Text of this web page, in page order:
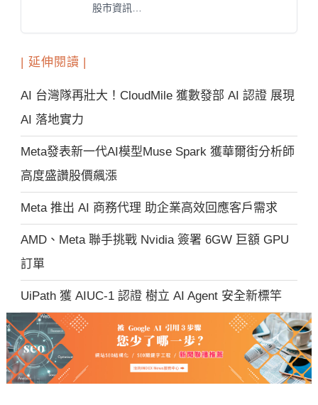
股市資訊…
| 延伸閱讀 |
AI 台灣隊再壯大！CloudMile 獲數發部 AI 認證 展現
AI 落地實力
Meta發表新一代AI模型Muse Spark 獲華爾街分析師
高度盛讚股價飆漲
Meta 推出 AI 商務代理 助企業高效回應客戶需求
AMD、Meta 聯手挑戰 Nvidia 簽署 6GW 巨額 GPU
訂單
UiPath 獲 AIUC-1 認證 樹立 AI Agent 安全新標竿